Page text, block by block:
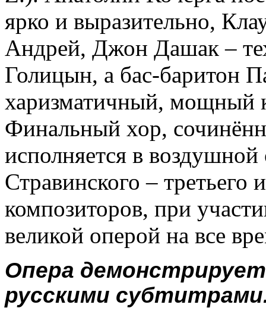
ярко и выразительно,
Андрей, Джон Дашак –
Голицын, а бас-баритон
харизматичный, мощный
Финальный хор,
исполняется в воздушной
Стравинского –
композиторов, при
великой оперой на все
Опера
русскими